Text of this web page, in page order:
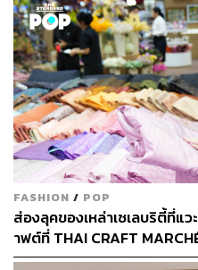
FASHION / POP
ส่องลุคของเหล่าเซเลบริตี้ที่แ
าฟต์ที่ THAI CRAFT
SENSE OF THAI 2026 [PR